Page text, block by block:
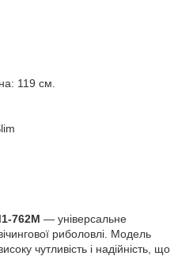
119 см.
762M — універсальне
риболовлі. Модель
чутливість і надійність, що